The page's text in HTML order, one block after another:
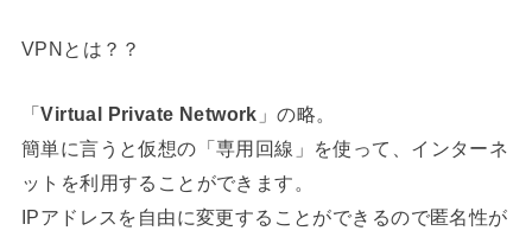
VPNとは？？
「Virtual Private Network 」の略。
簡単に言うと仮想の「専用回線」を使って、インターネ
ットを利用することができます。
IPアドレスを自由に変更することができるので匿名性が